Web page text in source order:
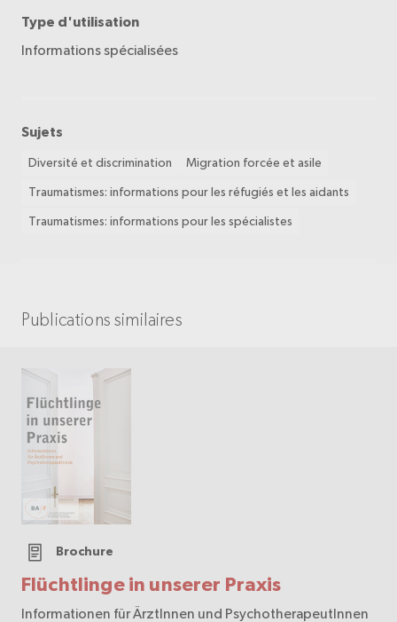
Type d'utilisation
Informations spécialisées
Sujets
Diversité et discrimination Migration forcée et asile
Traumatismes: informations pour les réfugiés et les aidants
Traumatismes: informations pour les spécialistes
Publications similaires
Flüchtlinge in unserer Praxis
Brochure
Informationen für ÄrztInnen und PsychotherapeutInnen